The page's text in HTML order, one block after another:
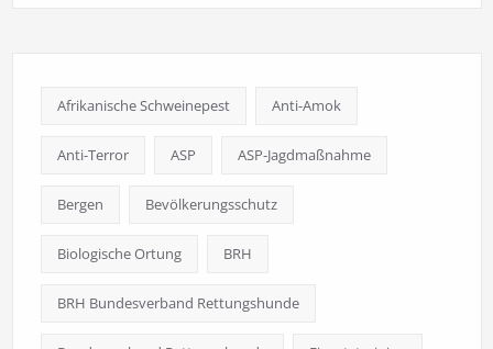
Afrikanische Schweinepest Anti-Amok
Anti-Terror ASP ASP-Jagdmaßnahme
Bergen Bevölkerungsschutz
Biologische Ortung BRH
BRH Bundesverband Rettungshunde